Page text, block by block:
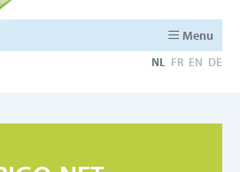
Menu
NL FR EN DE